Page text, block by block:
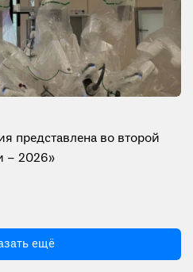
представлена во второй
– 2026»
ещё